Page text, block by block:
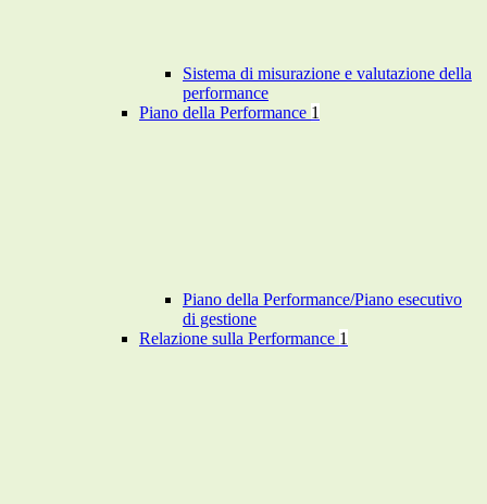
Sistema di misurazione e valutazione della
performance
Piano della Performance 1
Piano della Performance/Piano esecutivo
di gestione
Relazione sulla Performance 1